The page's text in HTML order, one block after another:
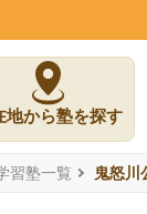
地から塾を探す
習塾一覧 鬼怒川